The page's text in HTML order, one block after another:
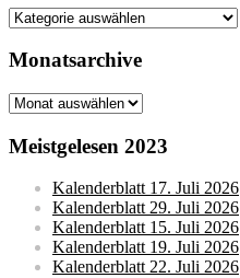
Kategorien
Monatsarchive
Monatsarchive
Meistgelesen 2023
Kalenderblatt 17. Juli 2026
Kalenderblatt 29. Juli 2026
Kalenderblatt 15. Juli 2026
Kalenderblatt 19. Juli 2026
Kalenderblatt 22. Juli 2026